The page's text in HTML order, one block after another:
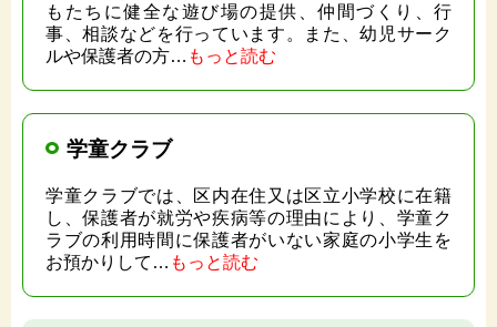
もたちに健全な遊び場の提供、仲間づくり、行
事、相談などを行っています。また、幼児サーク
ルや保護者の方… もっと読む
学童クラブ
学童クラブでは、区内在住又は区立小学校に在籍
し、保護者が就労や疾病等の理由により、学童ク
ラブの利用時間に保護者がいない家庭の小学生を
お預かりして… もっと読む